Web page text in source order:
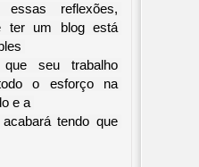
reflexões,
ter um blog está
seu trabalho
o esforço na
e a
tendo que